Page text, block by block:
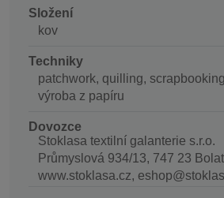
Složení
kov
Techniky
patchwork, quilling,
výroba z papíru
Dovozce
Stoklasa textilní galanterie s.r.o.
Průmyslová 934/13, 747 23
www.stoklasa.cz,